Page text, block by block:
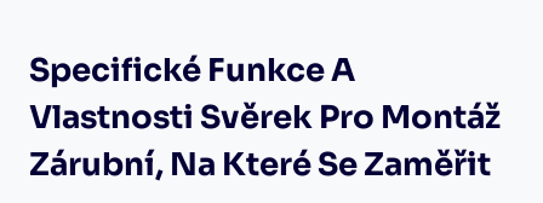
Specifické Funkce A
Vlastnosti Svěrek Pro Montáž
Zárubní, Na Které Se Zaměřit